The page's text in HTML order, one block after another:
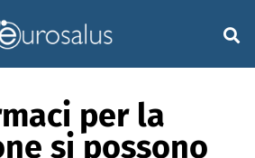
per la
si possono